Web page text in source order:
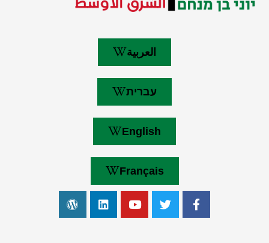
العربية
עברית
English
Français